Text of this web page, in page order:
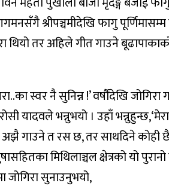
श्रीपञ्चमीदेखि फागु
थियो तर अहिले गीत गाउने
स्वर नै सुनिन्न !’ वर्षौंदेखि जोगिरा
यादवले भन्नुभयो । उहाँ
गाउने त रस छ, तर साथदिने कोही
मिथिलाञ्चल क्षेत्रको यो
जोगिरा सुनाउनुभयो,